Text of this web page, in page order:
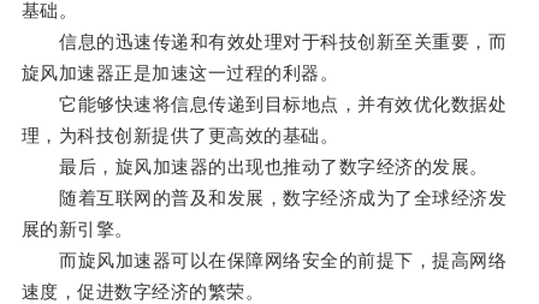
基础。
信息的迅速传递和有效处理对于科技创新至关重要，而
旋风加速器正是加速这一过程的利器。
它能够快速将信息传递到目标地点，并有效优化数据处
理，为科技创新提供了更高效的基础。
最后，旋风加速器的出现也推动了数字经济的发展。
随着互联网的普及和发展，数字经济成为了全球经济发
展的新引擎。
而旋风加速器可以在保障网络安全的前提下，提高网络
速度，促进数字经济的繁荣。